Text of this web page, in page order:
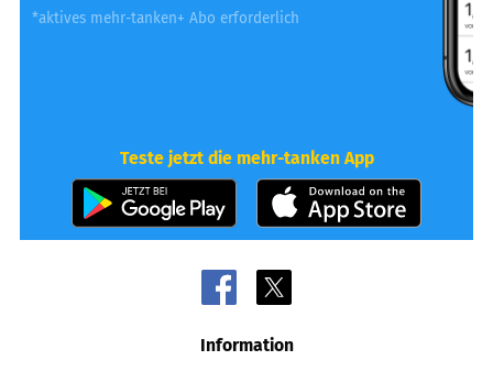
*aktives mehr-tanken+ Abo erforderlich
Teste jetzt die mehr-tanken App
Information